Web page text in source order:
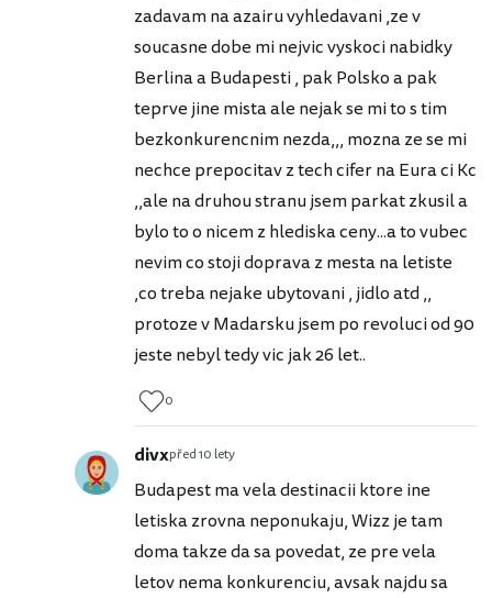
zadavam na azairu vyhledavani ,ze v
soucasne dobe mi nejvic vyskoci nabidky
Berlina a Budapesti , pak Polsko a pak
teprve jine mista ale nejak se mi to s tim
bezkonkurencnim nezda,,, mozna ze se mi
nechce prepocitav z tech cifer na Eura ci Kc
,,ale na druhou stranu jsem parkat zkusil a
bylo to o nicem z hlediska ceny...a to vubec
nevim co stoji doprava z mesta na letiste
,co treba nejake ubytovani , jidlo atd ,,
protoze v Madarsku jsem po revoluci od 90
jeste nebyl tedy vic jak 26 let..
0
divxpřed 10 lety
Budapest ma vela destinacii ktore ine
letiska zrovna neponukaju, Wizz je tam
doma takze da sa povedat, ze pre vela
letov nema konkurenciu, avsak najdu sa